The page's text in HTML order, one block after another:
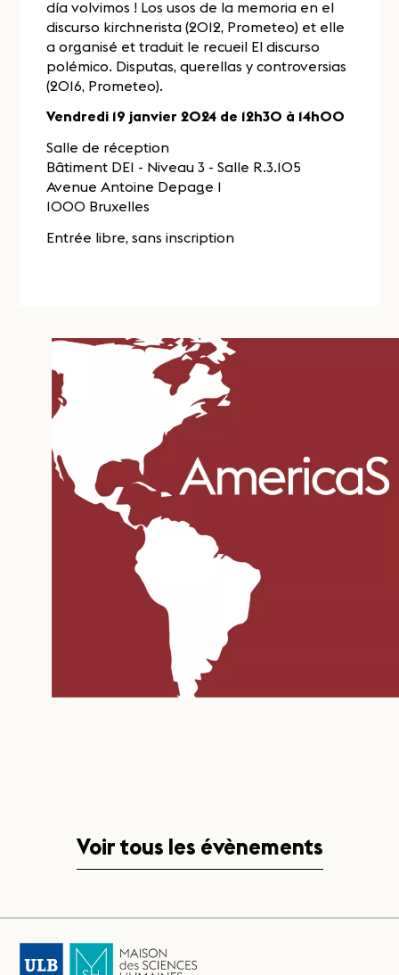
día volvimos ! Los usos de la memoria en el
discurso kirchnerista (2012, Prometeo) et elle
a organisé et traduit le recueil El discurso
polémico. Disputas, querellas y controversias
(2016, Prometeo).
Vendredi 19 janvier 2024 de 12h30 à 14h00
Salle de réception
Bâtiment DE1 - Niveau 3 - Salle R.3.105
Avenue Antoine Depage 1
1000 Bruxelles
Entrée libre, sans inscription
Voir tous les évènements